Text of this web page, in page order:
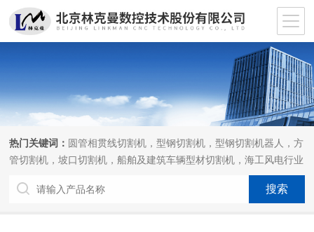
热门关键词： 圆管相贯线切割机，型钢切割机，型钢切割机器人，方
管切割机，坡口切割机，船舶及建筑车辆型材切割机，海工风电行业